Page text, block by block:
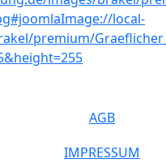
AGB
IMPRESSUM